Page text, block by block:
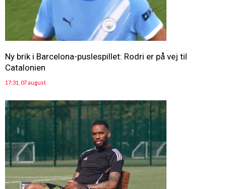
Ny brik i Barcelona-puslespillet: Rodri er på vej til
Catalonien
17:31, 07 august